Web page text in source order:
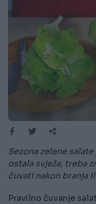
Sezona zelene
ostala svježa, treba
čuvati nakon branja
Pravilno čuvanje